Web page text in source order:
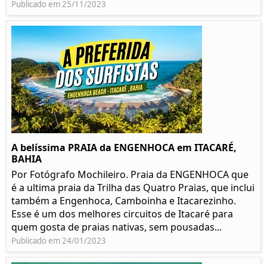
Publicado em 25/11/2023
A belíssima PRAIA da ENGENHOCA em ITACARÉ,
BAHIA
Por Fotógrafo Mochileiro. Praia da ENGENHOCA que
é a ultima praia da Trilha das Quatro Praias, que inclui
também a Engenhoca, Camboinha e Itacarezinho.
Esse é um dos melhores circuitos de Itacaré para
quem gosta de praias nativas, sem pousadas...
Publicado em 24/01/2023